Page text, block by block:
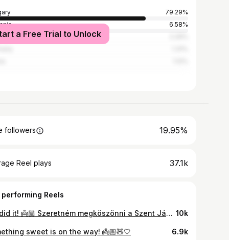
79.29%
6.58%
a Free Trial to Unlock
followers 19.95%
Reel plays 37.1k
performing Reels
We did it! 👼🏼 Szeretném megköszönni a Szent János Kórház dolgozóinak, csodálatos munkát végeznek! 🤍 A hivatalos weboldalon keresztül te is támogathatod őket: www.janoskorhaz.hu/alapitvanyaink 10k
sweet is on the way! 👼🏼🧸🤍 6.9k